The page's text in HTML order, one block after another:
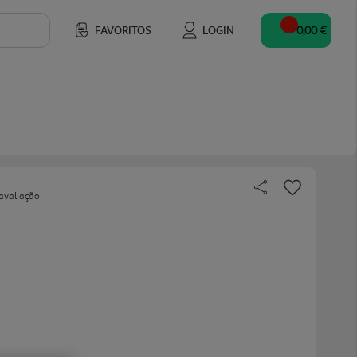
FAVORITOS LOGIN 0,00 €